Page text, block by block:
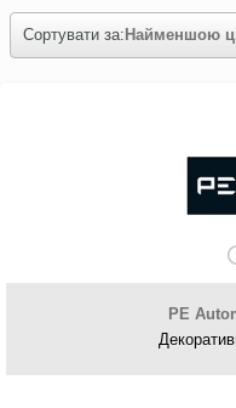
Сортувати за: Найменшою
PE